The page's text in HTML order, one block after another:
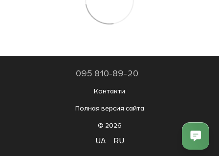
095 810-89-20
Контакти
Полная версия сайта
© 2026
UA RU